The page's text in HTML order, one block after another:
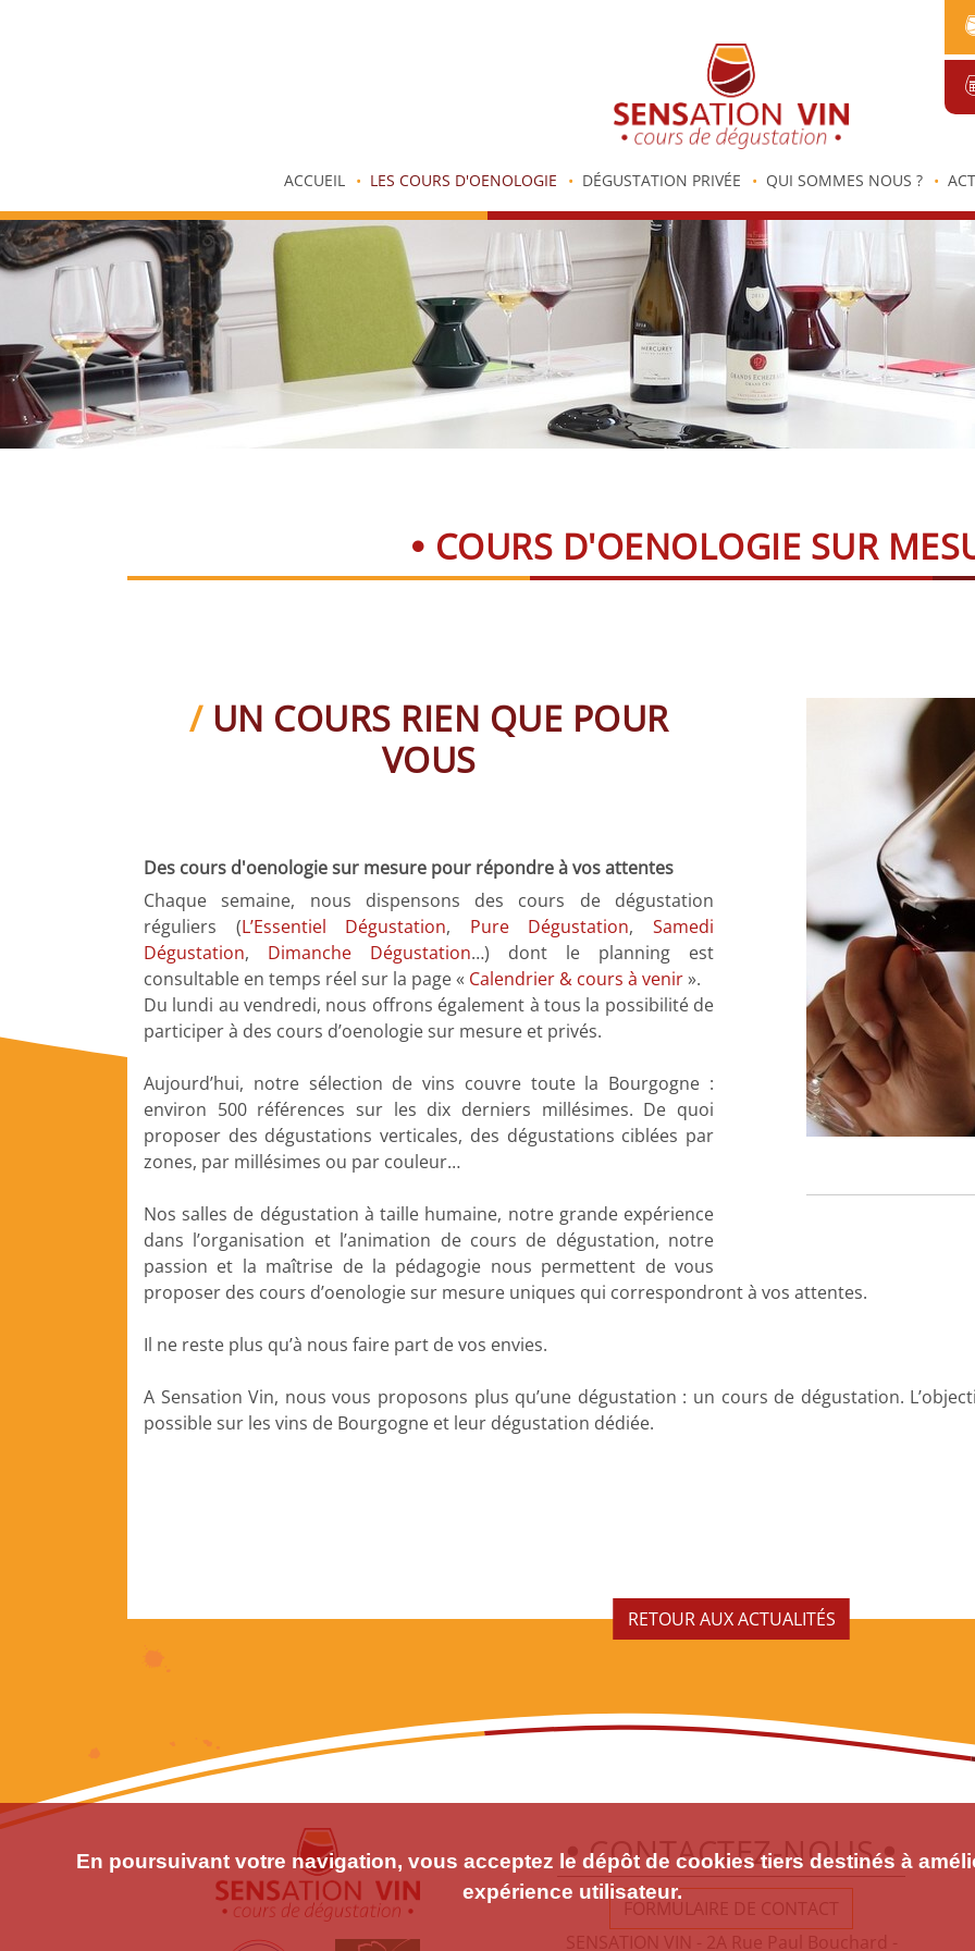
ACCUEIL LES COURS D'OENOLOGIE DÉGUSTATION PRIVÉE QUI SOMMES NOUS ?
COURS D'OENOLOGIE SUR
UN COURS RIEN QUE POUR
VOUS
Des cours d'oenologie sur mesure pour répondre à vos attentes
Chaque semaine, nous dispensons des cours de dégustation
réguliers (L’Essentiel Dégustation, Pure Dégustation,Samedi
Dégustation, Dimanche Dégustation…) dont le planning est
consultable en temps réel sur la page « Calendrier & cours à venir».
Du lundi au vendredi, nous offrons également à tous la possibilité de
participer à des cours d’oenologie sur mesure et privés.
Aujourd’hui, notre sélection de vins couvre toute la Bourgogne :
environ 500 références sur les dix derniers millésimes. De quoi
proposer des dégustations verticales, des dégustations ciblées par
zones, par millésimes ou par couleur…
Nos salles de dégustation à taille humaine, notre grande expérience
dans l’organisation et l’animation de cours de dégustation, notre
passion et la maîtrise de la pédagogie nous permettent de vous
proposer des cours d’oenologie sur mesure uniques qui correspondront à vos attentes.
Il ne reste plus qu’à nous faire part de vos envies.
A Sensation Vin, nous vous proposons plus qu’une dégustation : un cours de dégustation.
possible sur les vins de Bourgogne et leur dégustation dédiée.
RETOUR AUX ACTUALITÉS
CONTACTEZ-NOUS
FORMULAIRE DE CONTACT
SENSATION VIN - 2A Rue Paul Bouchard -
En poursuivant votre navigation, vous acceptez le dépôt de cookies tiers destinés à
expérience utilisateur.